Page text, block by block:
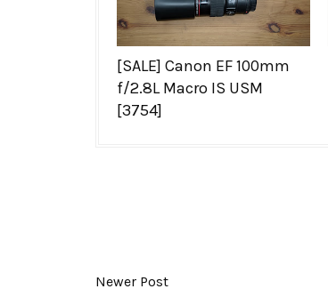
[SALE] Canon EF 100mm
f/2.8L Macro IS USM
[3754]
Newer Post